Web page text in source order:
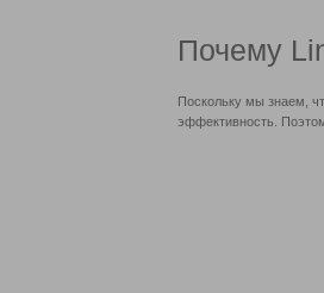
Почему
Поскольку мы знаем,
эффективность.